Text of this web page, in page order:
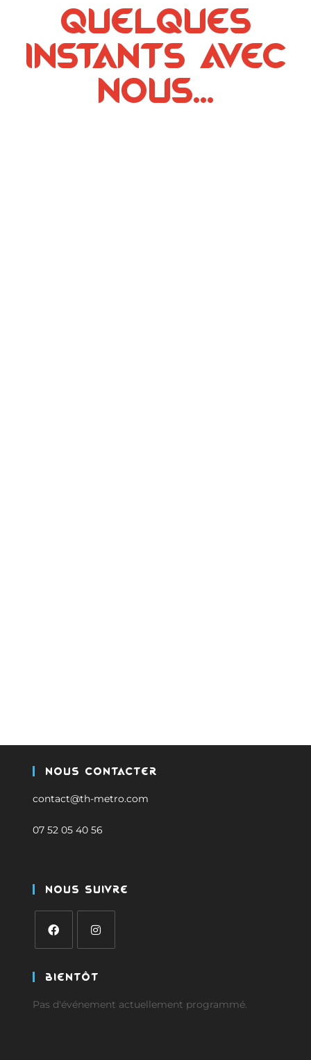
Quelques
instants avec
nous...
Nous Contacter
contact@th-metro.com
07 52 05 40 56
Nous Suivre
Bientôt
Pas d'événement actuellement programmé.